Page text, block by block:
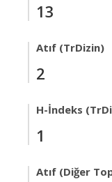
13
Atıf (TrDizin)
2
H-İndeks
1
Atıf (Diğer